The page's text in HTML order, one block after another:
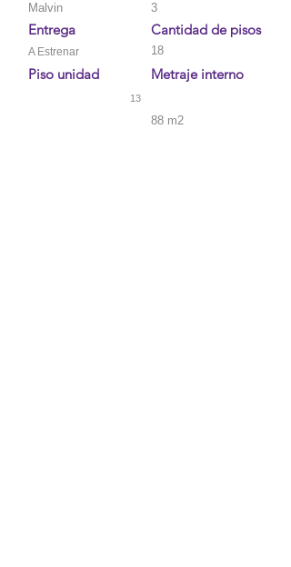
Malvin 3
Cantidad de pisos
Entrega
A Estrenar 18
Piso unidad Metraje interno
13
88 m2